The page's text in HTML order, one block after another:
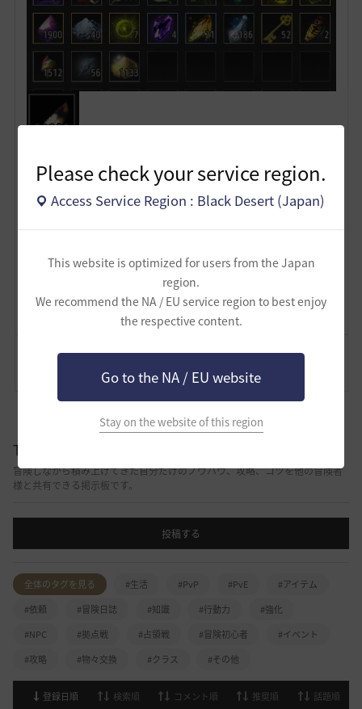
Please check your service region.
Access Service Region : Black Desert (Japan)
This website is optimized for users from the Japan
region.
We recommend the NA / EU service region to best enjoy
the respective content.
Go to the NA / EU website
Stay on the website of this region
8
ザンナック-日本
134 697
Lv 62 ザンナック
TIP&攻略
冒険しながら積み上げてきた自分だけのノウハウ、攻略、コツを他の冒険者
様と共有できる掲示板です。
投稿する
全体のタグを見る #生活 #PvP #PvE
#アイテム
#依頼
#冒険日誌 #知識 #行動力
#強化
#NPC
#拠点戦 #占領戦 #冒険初心者
#イベント
#攻略
#物々交換 #クラス #その他
登録日順 検索順 コメント順 推奨順 話題順